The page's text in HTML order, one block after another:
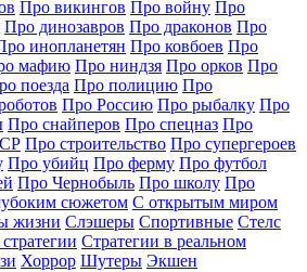
Про викингов Про войну Про
Про динозавров Про драконов Про
инопланетян Про ковбоев Про
мафию Про ниндзя Про орков Про
поезда Про полицию Про
Про Россию Про рыбалку Про
Про снайперов Про спецназ Про
Про строительство Про супергероев
Про убийц Про ферму Про футбол
Про Чернобыль Про школу Про
сюжетом С открытым миром
жизни Слэшеры Спортивные Стелс
Стратегии в реальном
Хоррор Шутеры Экшен